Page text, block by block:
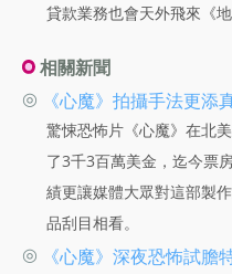
貸款業務也會天外飛來《地
相關新聞
◎
《心魔》拍攝手法更添
驚悚恐怖片《心魔》在北
了3千3百萬美金，迄今票
績更讓媒體大眾對這部製
品刮目相看。
◎ 《心魔》深夜恐怖試膽